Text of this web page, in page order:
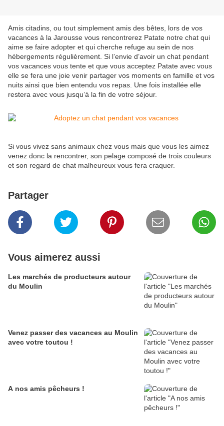
Amis citadins, ou tout simplement amis des bêtes, lors de vos
vacances à la Jarousse vous rencontrerez Patate notre chat qui
aime se faire adopter et qui cherche refuge au sein de nos
hébergements régulièrement. Si l’envie d’avoir un chat pendant
vos vacances vous tente et que vous acceptez Patate avec vous
elle se fera une joie venir partager vos moments en famille et vos
nuits ainsi que bien entendu vos repas. Une fois installée elle
restera avec vous jusqu’à la fin de votre séjour.
Si vous vivez sans animaux chez vous mais que vous les aimez
venez donc la rencontrer, son pelage composé de trois couleurs
et son regard de chat malheureux vous fera craquer.
Partager
Vous aimerez aussi
Les marchés de producteurs autour
du Moulin
Venez passer des vacances au Moulin
avec votre toutou !
A nos amis pêcheurs !